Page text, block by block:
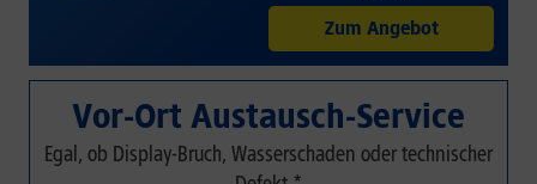
Zum Angebot
Vor-Ort Austausch-Service
Egal, ob Display-Bruch, Wasserschaden oder technischer